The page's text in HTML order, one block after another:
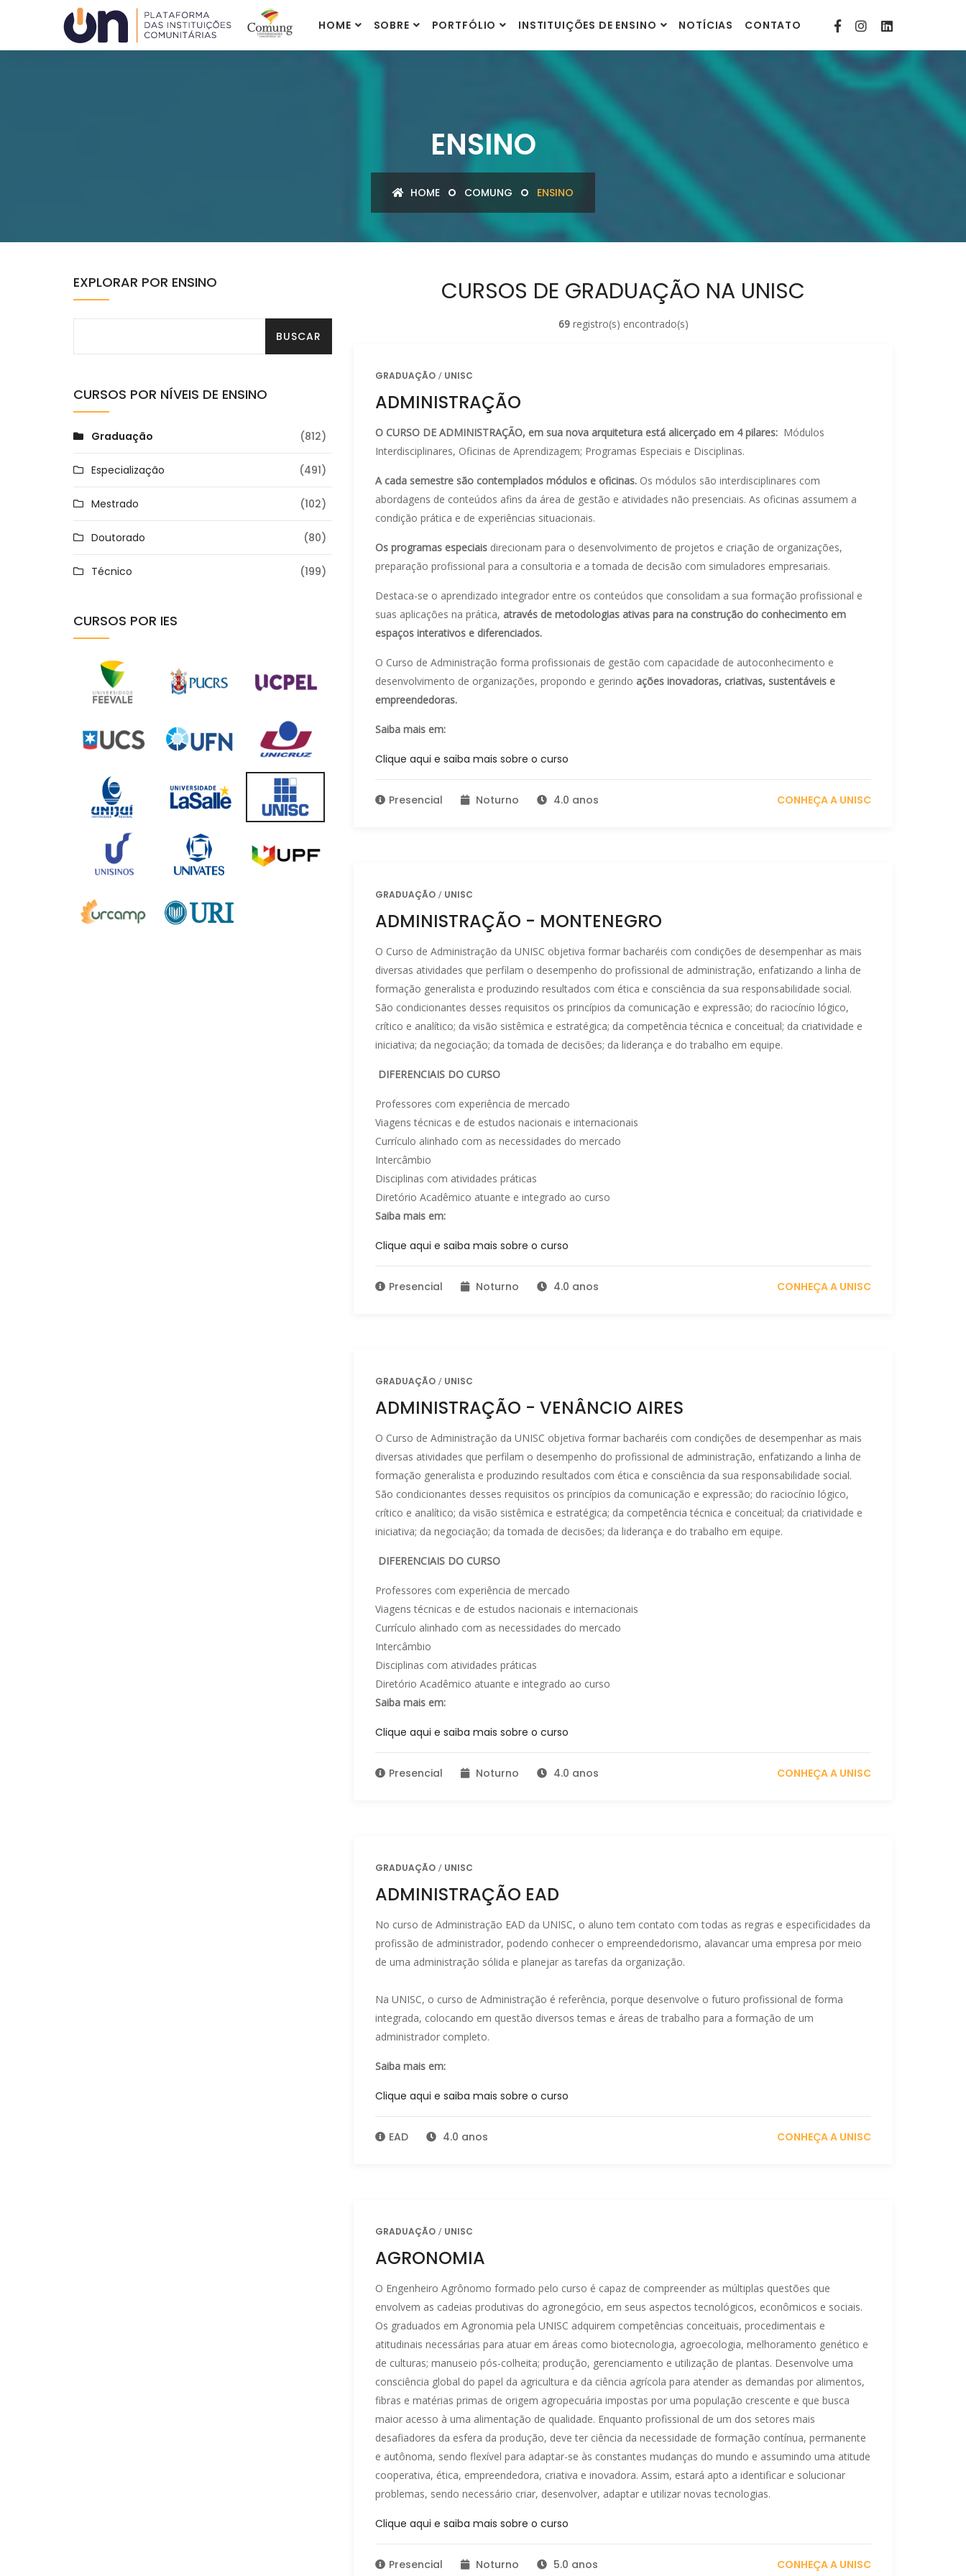
Plataforma ON ACAFE COMUNG contato@comunitarias.org.br
HOME SOBRE PORTFÓLIO INSTITUIÇÕES DE ENSINO NOTÍCIAS CONTATO
ENSINO
HOME COMUNG ENSINO
CURSOS DE GRADUAÇÃO NA UNISC
69registro(s) encontrado(s)
GRADUAÇÃO UNISC
ADMINISTRAÇÃO
O CURSO DE ADMINISTRAÇÃO, em sua nova arquitetura está alicerçado em 4 pilares: Módulos
Interdisciplinares, Oficinas de Aprendizagem; Programas Especiais e Disciplinas.
A cada semestre são contemplados módulos e oficinas. Os módulos são interdisciplinares com
abordagens de conteúdos afins da área de gestão e atividades não presenciais. As oficinas assumem a
condição prática e de experiências situacionais.
Os programas especiais direcionam para o desenvolvimento de projetos e criação de organizações,
preparação profissional para a consultoria e a tomada de decisão com simuladores empresariais.
Destaca-se o aprendizado integrador entre os conteúdos que consolidam a sua formação profissional e
suas aplicações na prática, através de metodologias ativas para na construção do conhecimento em
espaços interativos e diferenciados.
O Curso de Administração forma profissionais de gestão com capacidade de autoconhecimento e
desenvolvimento de organizações, propondo e gerindo ações inovadoras, criativas, sustentáveis e
empreendedoras.
Saiba mais em:
Clique aqui e saiba mais sobre o curso
Presencial Noturno 4.0 anos CONHEÇA A UNISC
GRADUAÇÃO UNISC
ADMINISTRAÇÃO - MONTENEGRO
O Curso de Administração da UNISC objetiva formar bacharéis com condições de desempenhar as mais
diversas atividades que perfilam o desempenho do profissional de administração, enfatizando a linha de
formação generalista e produzindo resultados com ética e consciência da sua responsabilidade social.
São condicionantes desses requisitos os princípios da comunicação e expressão; do raciocínio lógico,
crítico e analítico; da visão sistêmica e estratégica; da competência técnica e conceitual; da criatividade e
iniciativa; da negociação; da tomada de decisões; da liderança e do trabalho em equipe.
DIFERENCIAIS DO CURSO
Professores com experiência de mercado
Viagens técnicas e de estudos nacionais e internacionais
Currículo alinhado com as necessidades do mercado
Intercâmbio
Disciplinas com atividades práticas
Diretório Acadêmico atuante e integrado ao curso
Saiba mais em:
Clique aqui e saiba mais sobre o curso
Presencial Noturno 4.0 anos CONHEÇA A UNISC
GRADUAÇÃO UNISC
ADMINISTRAÇÃO - VENÂNCIO AIRES
O Curso de Administração da UNISC objetiva formar bacharéis com condições de desempenhar as mais
diversas atividades que perfilam o desempenho do profissional de administração, enfatizando a linha de
formação generalista e produzindo resultados com ética e consciência da sua responsabilidade social.
São condicionantes desses requisitos os princípios da comunicação e expressão; do raciocínio lógico,
crítico e analítico; da visão sistêmica e estratégica; da competência técnica e conceitual; da criatividade e
iniciativa; da negociação; da tomada de decisões; da liderança e do trabalho em equipe.
DIFERENCIAIS DO CURSO
Professores com experiência de mercado
Viagens técnicas e de estudos nacionais e internacionais
Currículo alinhado com as necessidades do mercado
Intercâmbio
Disciplinas com atividades práticas
Diretório Acadêmico atuante e integrado ao curso
Saiba mais em:
Clique aqui e saiba mais sobre o curso
Presencial Noturno 4.0 anos CONHEÇA A UNISC
GRADUAÇÃO UNISC
ADMINISTRAÇÃO EAD
No curso de Administração EAD da UNISC, o aluno tem contato com todas as regras e especificidades da
profissão de administrador, podendo conhecer o empreendedorismo, alavancar uma empresa por meio
de uma administração sólida e planejar as tarefas da organização.
Na UNISC, o curso de Administração é referência, porque desenvolve o futuro profissional de forma
integrada, colocando em questão diversos temas e áreas de trabalho para a formação de um
administrador completo.
Saiba mais em:
Clique aqui e saiba mais sobre o curso
EAD 4.0 anos CONHEÇA A UNISC
GRADUAÇÃO UNISC
AGRONOMIA
O Engenheiro Agrônomo formado pelo curso é capaz de compreender as múltiplas questões que
envolvem as cadeias produtivas do agronegócio, em seus aspectos tecnológicos, econômicos e sociais.
Os graduados em Agronomia pela UNISC adquirem competências conceituais, procedimentais e
atitudinais necessárias para atuar em áreas como biotecnologia, agroecologia, melhoramento genético e
de culturas; manuseio pós-colheita; produção, gerenciamento e utilização de plantas. Desenvolve uma
consciência global do papel da agricultura e da ciência agrícola para atender as demandas por alimentos,
fibras e matérias primas de origem agropecuária impostas por uma população crescente e que busca
maior acesso à uma alimentação de qualidade. Enquanto profissional de um dos setores mais
desafiadores da esfera da produção, deve ter ciência da necessidade de formação contínua, permanente
e autônoma, sendo flexível para adaptar-se às constantes mudanças do mundo e assumindo uma atitude
cooperativa, ética, empreendedora, criativa e inovadora. Assim, estará apto a identificar e solucionar
problemas, sendo necessário criar, desenvolver, adaptar e utilizar novas tecnologias.
Clique aqui e saiba mais sobre o curso
Presencial Noturno 5.0 anos CONHEÇA A UNISC
EXPLORAR POR ENSINO
CURSOS POR NÍVEIS DE ENSINO
Graduação (812)
Especialização (491)
Mestrado (102)
Doutorado (80)
Técnico (199)
CURSOS POR IES